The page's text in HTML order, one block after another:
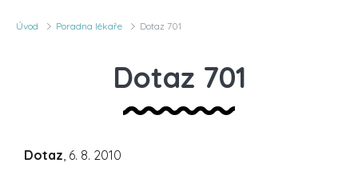
Úvod Poradna lékaře Dotaz 701
Dotaz 701
Dotaz, 6. 8. 2010